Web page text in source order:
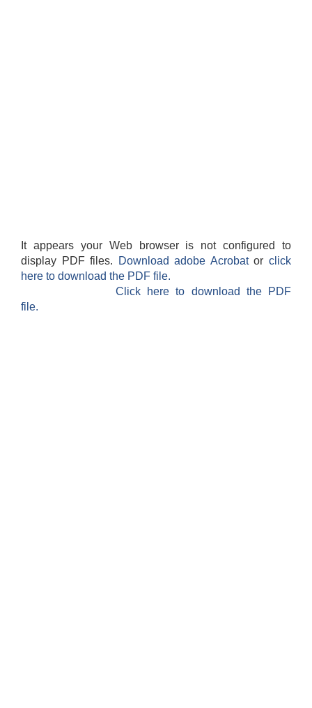
It appears your Web browser is not configured to
display PDF files.
Download adobe Acrobatorclick
here to download the PDF file.
Click here to download the PDF
file.